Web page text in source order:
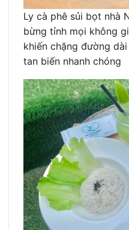
Ly cà phê sủi bọt nhà
bừng tỉnh mọi không
khiến chặng đường
tan biến nhanh chóng